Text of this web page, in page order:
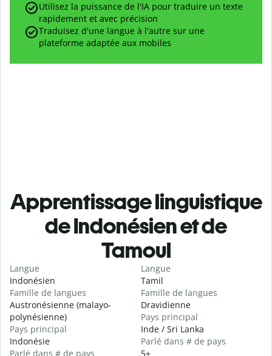
Utilisez la puissance de l'IA pour traduire un texte
rapidement et avec précision
Traduisez d'une langue à l'autre sur une
plateforme adaptée aux mobiles
Apprentissage linguistique
de Indonésien et de
Tamoul
Langue
Indonésien
Famille de langues
Austronésienne (malayo-
polynésienne)
Pays principal
Indonésie
Parlé dans # de pays
Langue
Tamil
Famille de langues
Dravidienne
Pays principal
Inde / Sri Lanka
Parlé dans # de pays
5+